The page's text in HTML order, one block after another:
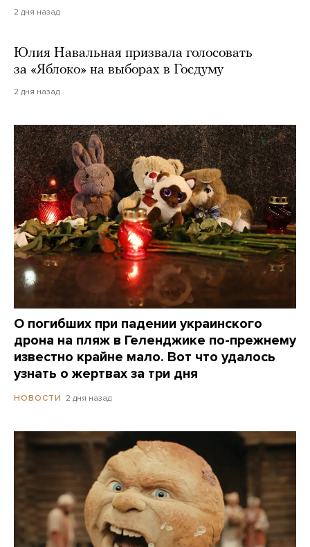
2 дня назад
Юлия Навальная призвала голосовать
за «Яблоко» на выборах в Госдуму
2 дня назад
О погибших при падении украинского
дрона на пляж в Геленджике по-прежнему
известно крайне мало. Вот что удалось
узнать о жертвах за три дня
НОВОСТИ 2 дня назад